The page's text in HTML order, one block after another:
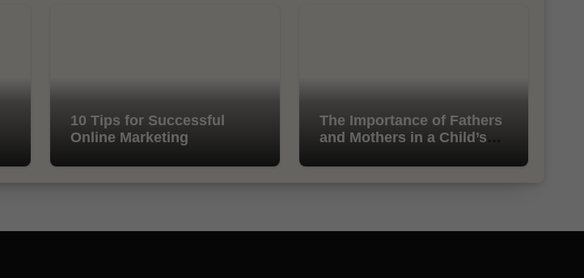
10 Tips for Successful
Online Marketing
The Importance of Fathers
and Mothers in a Child’s